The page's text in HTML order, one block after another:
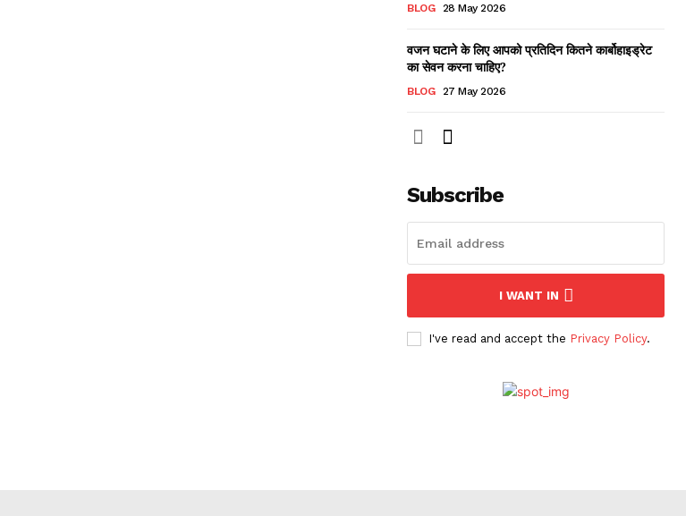
BLOG 28 May 2026
वजन घटाने के लिए आपको प्रतिदिन कितने कार्बोहाइड्रेट
का सेवन करना चाहिए?
BLOG 27 May 2026
Subscribe
I WANT IN
I've read and accept the Privacy Policy.